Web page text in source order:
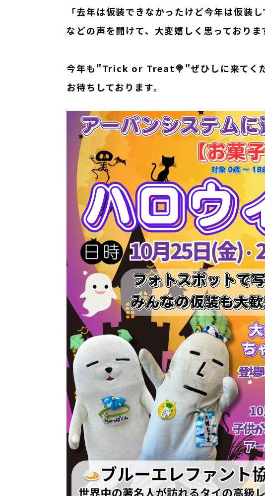
「去年は仮装できなかったけど今年は仮装し
などの声を聞けて、大変嬉しく思っており
今年も"Trick or Treat🍭"ぜひしに来てく
お待ちしております。